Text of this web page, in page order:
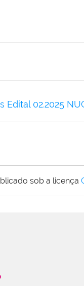
02.2025
sob a licença